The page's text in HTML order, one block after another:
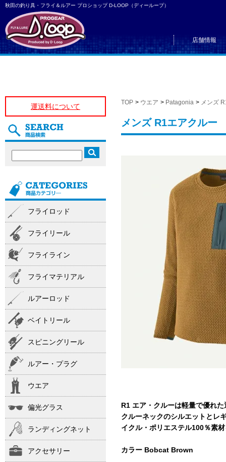
秋田の釣り具・フライ＆ルアー プロショップ D-LOOP（ディーループ）
店舗情報
TOP > ウエア > Patagonia > メンズ
メンズ R1エアクルー
R1 エア・クルーは軽量で優れ
クルーネックのシルエットとレ
イクル・ポリエステル100％素
カラー Bobcat Brown
運送料について
フライロッド
フライリール
フライライン
フライマテリアル
ルアーロッド
ベイトリール
スピニングリール
ルアー・プラグ
ウエア
偏光グラス
ランディングネット
アクセサリー